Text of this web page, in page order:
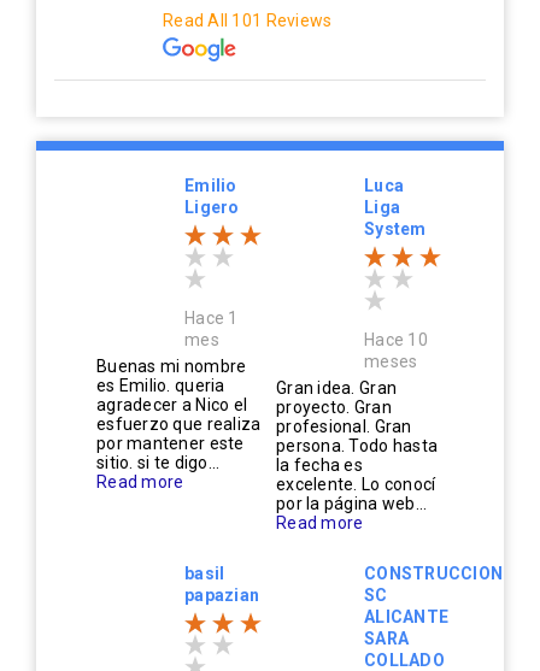
Read All 101 Reviews
Emilio
Ligero
Hace 1
mes
Buenas mi nombre
es Emilio. queria
agradecer a Nico el
esfuerzo que realiza
por mantener este
sitio. si te digo...
Read more
Luca
Liga
System
Hace 10
meses
Gran idea. Gran
proyecto. Gran
profesional. Gran
persona. Todo hasta
la fecha es
excelente. Lo conocí
por la página web...
Read more
basil
papazian
CONSTRUCCIONES
SC
ALICANTE
SARA
COLLADO